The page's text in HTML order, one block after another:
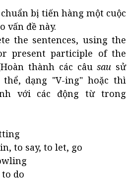
bị tiến hàng một cuộc
vấn đề này.
the sentences, using the
present participle of the
thành các câusau sử
thể, dạng "V-ing" hoặc thì
với các động từ trong
to say, to let, go
do